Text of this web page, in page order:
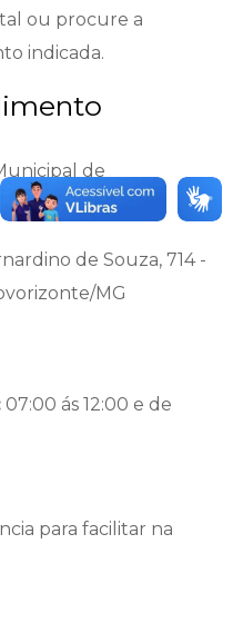
ou procure a
indicada.
de
de Souza, 714 -
MG
07:00 ás 12:00 e de
para facilitar na